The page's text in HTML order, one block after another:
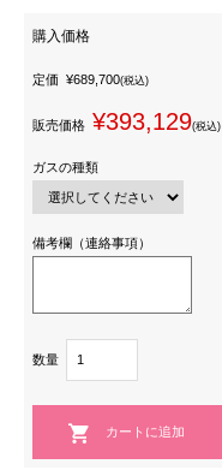
購入価格
定価 ¥689,700(税込)
販売価格 ¥393,129(税込)
ガスの種類
備考欄（連絡事項）
数量